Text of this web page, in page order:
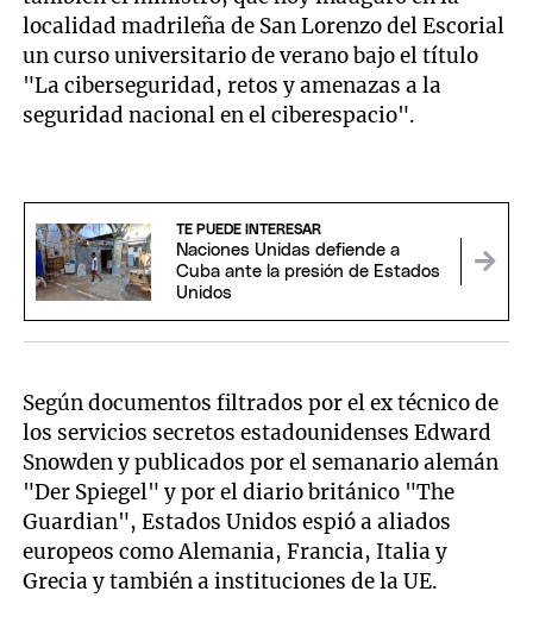
localidad madrileña de San Lorenzo del Escorial
un curso universitario de verano bajo el título
"La ciberseguridad, retos y amenazas a la
seguridad nacional en el ciberespacio".
TE PUEDE INTERESAR
Naciones Unidas defiende a
Cuba ante la presión de Estados
Unidos
Según documentos filtrados por el ex técnico de
los servicios secretos estadounidenses Edward
Snowden y publicados por el semanario alemán
"Der Spiegel" y por el diario británico "The
Guardian", Estados Unidos espió a aliados
europeos como Alemania, Francia, Italia y
Grecia y también a instituciones de la UE.